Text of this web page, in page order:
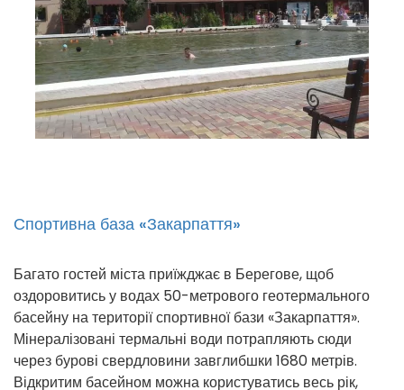
Спортивна база «Закарпаття»
Багато гостей міста приїжджає в Берегове, щоб
оздоровитись у водах 50-метрового геотермального
басейну на території спортивної бази «Закарпаття».
Мінералізовані термальні води потрапляють сюди
через бурові свердловини завглибшки 1680 метрів.
Відкритим басейном можна користуватись весь рік,